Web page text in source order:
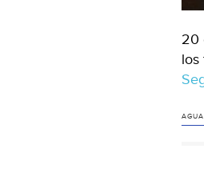
20
los
AGUA